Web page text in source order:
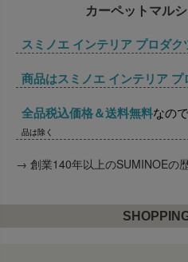
カーペットマル
スミノエ インテリア プロダ
商品はスミノエ インテリア
全品税込価格＆送料無料なの
品は除く
→ 創業140年以上のSUMINOEの